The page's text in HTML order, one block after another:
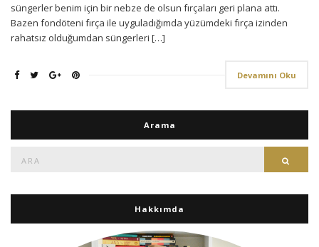
süngerler benim için bir nebze de olsun fırçaları geri plana attı.
Bazen fondöteni fırça ile uyguladığımda yüzümdeki fırça izinden
rahatsız olduğumdan süngerleri […]
Devamını Oku
Arama
Hakkımda